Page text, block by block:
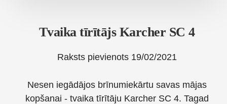
Tvaika tīrītājs Karcher SC 4
Raksts pievienots 19/02/2021
Nesen iegādājos brīnumiekārtu savas mājas
kopšanai - tvaika tīrītāju Karcher SC 4. Tagad